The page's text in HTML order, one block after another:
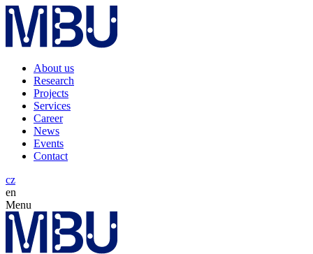
About us
Research
Projects
Services
Career
News
Events
Contact
cz
en
Menu